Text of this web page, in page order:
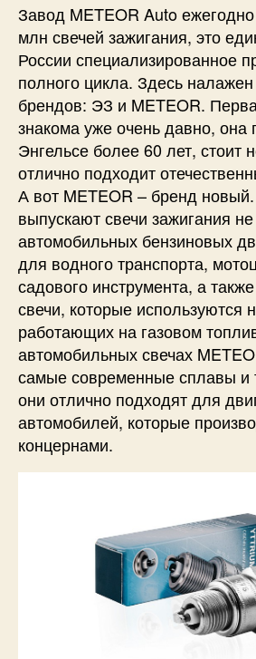
Завод METEOR Auto
млн свечей зажигания, это
России специализированное
полного цикла. Здесь
брендов: ЭЗ и METEOR.
знакома уже очень давно, она
Энгельсе более 60 лет, стоит
отлично подходит
А вот METEOR – бренд
выпускают свечи зажигания
автомобильных бензиновых
для водного транспорта,
садового инструмента, а
свечи, которые используются
работающих на газовом
автомобильных свечах
самые современные сплавы и
они отлично подходят для
автомобилей, которые
концернами.